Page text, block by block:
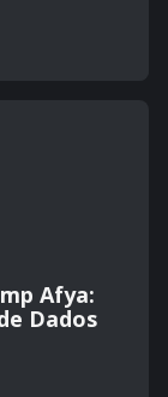
Afya:
Dados